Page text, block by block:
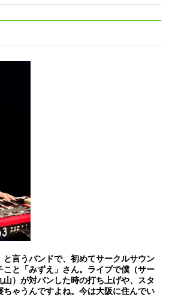
と言うバンドで、初めてサークルサウン
こと「みずえ」さん。ライブで僕（サー
）が対バンした時の打ち上げや、スタ
ちゃうんですよね。今は大阪に住んでい